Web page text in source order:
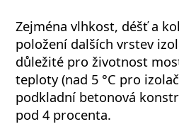
Zejména vlhkost, déšť a
položení dalších vrstev
důležité pro životnost
teploty (nad 5 °C pro
podkladní betonová
pod 4 procenta.